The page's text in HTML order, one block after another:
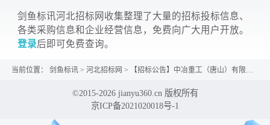
剑鱼标讯河北招标网收集整理了大量的招标投标信息、
各类采购信息和企业经营信息，免费向广大用户开放。
登录后即可免费查询。
当前位置： 剑鱼标讯 > 河北招标网 > 【招标公告】中冶重工（唐山）有限公司钢材询价0020
©2015-2026 jianyu360.cn 版权所有
京ICP备2021020018号-1